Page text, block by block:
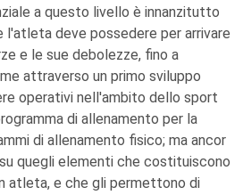
a questo livello è innanzitutto
l'atleta deve possedere per arrivare
e le sue debolezze, fino a
attraverso un primo sviluppo
operativi nell'ambito dello sport
di allenamento per la
di allenamento fisico; ma ancor
quegli elementi che costituiscono
atleta, e che gli permettono di